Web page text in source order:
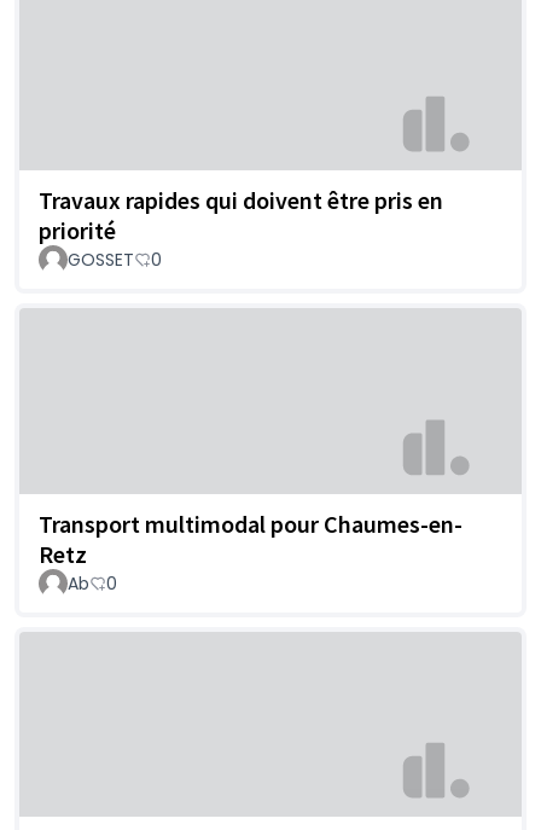
Travaux rapides qui doivent être pris en
priorité
GOSSET 0
Transport multimodal pour Chaumes-en-
Retz
Ab 0